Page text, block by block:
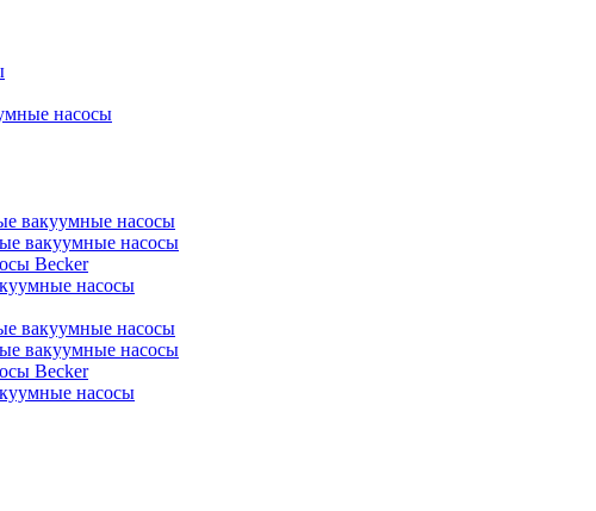
насосы
вакуумные насосы
вакуумные насосы
Becker
насосы
вакуумные насосы
вакуумные насосы
Becker
насосы